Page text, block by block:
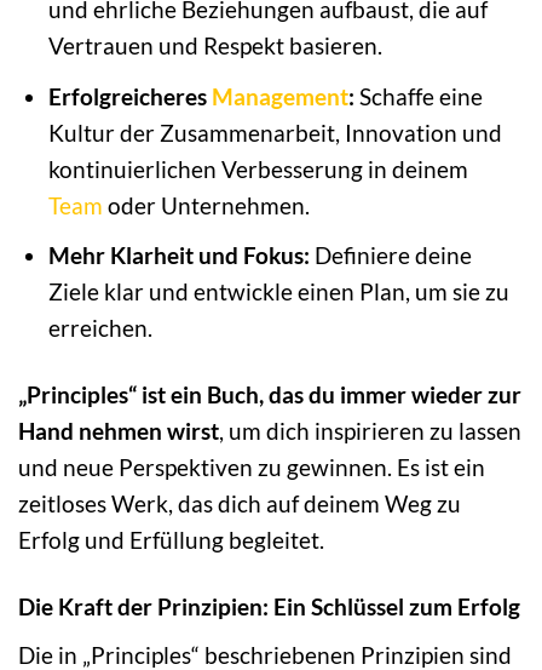
und ehrliche Beziehungen aufbaust, die auf
Vertrauen und Respekt basieren.
Erfolgreicheres Management: Schaffe eine
Kultur der Zusammenarbeit, Innovation und
kontinuierlichen Verbesserung in deinem
Team oder Unternehmen.
Mehr Klarheit und Fokus: Definiere deine
Ziele klar und entwickle einen Plan, um sie zu
erreichen.
„Principles“ ist ein Buch, das du immer wieder zur
Hand nehmen wirst, um dich inspirieren zu lassen
und neue Perspektiven zu gewinnen. Es ist ein
zeitloses Werk, das dich auf deinem Weg zu
Erfolg und Erfüllung begleitet.
Die Kraft der Prinzipien: Ein Schlüssel zum Erfolg
Die in „Principles“ beschriebenen Prinzipien sind